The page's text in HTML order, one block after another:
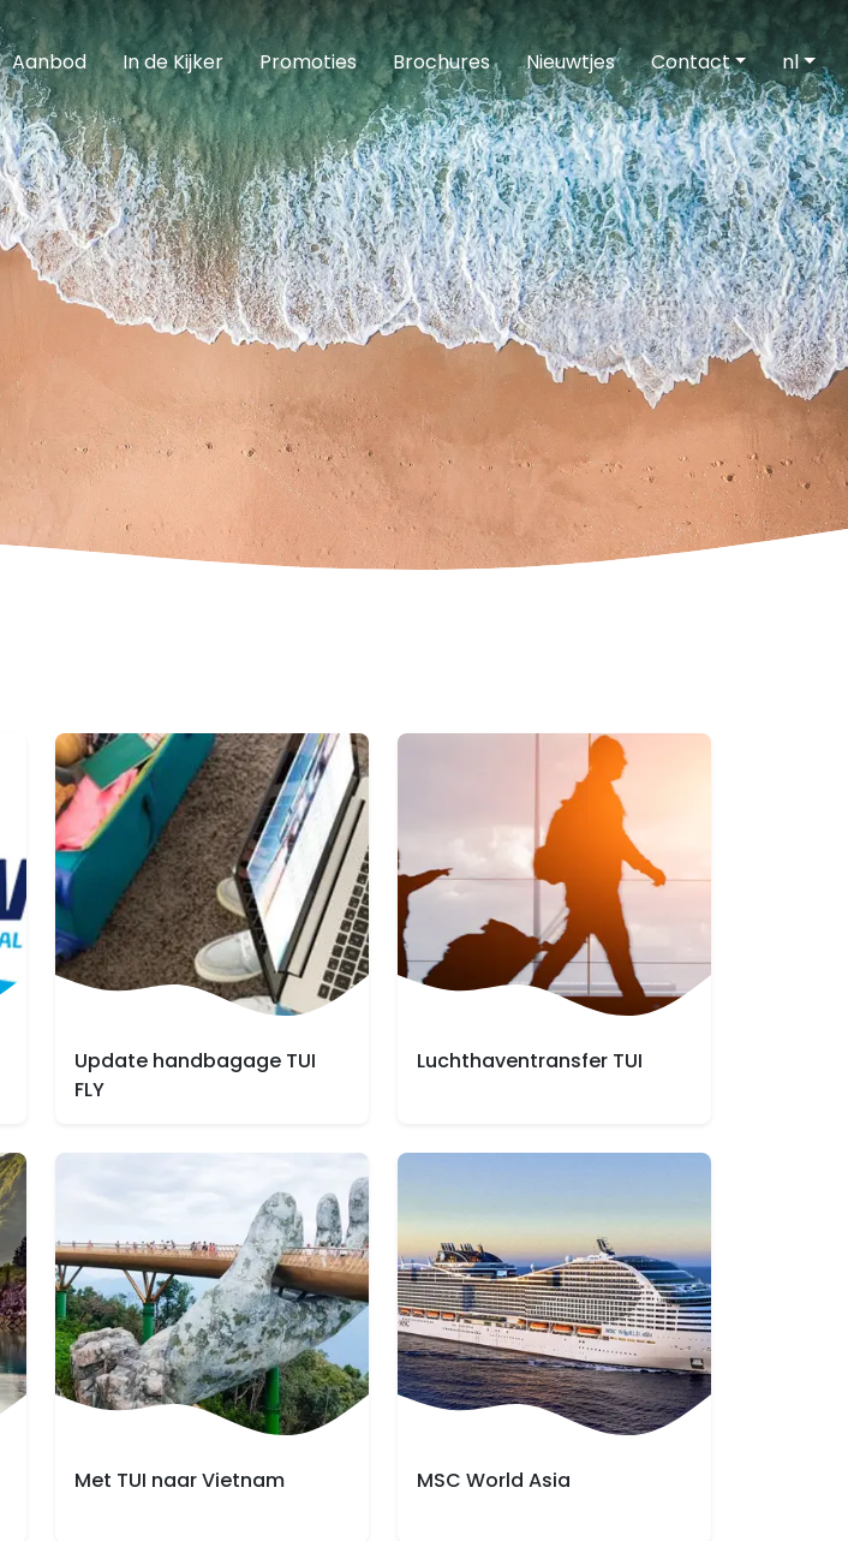
Aanbod In de Kijker Promoties Brochures Nieuwtjes Contact nl
Update handbagage TUI
FLY
Luchthaventransfer TUI
Met TUI naar Vietnam MSC World Asia